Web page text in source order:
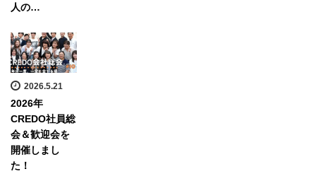
人の…
2026.5.21
2026年
CREDO社員総
会＆歓迎会を
開催しまし
た！